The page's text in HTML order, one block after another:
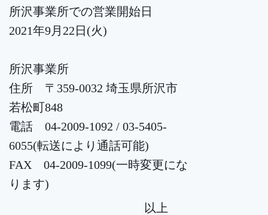
所沢事業所での営業開始日
2021年9月22日(火)
所沢事業所
住所 〒359-0032 埼玉県所沢市
若松町848
電話 04-2009-1092 / 03-5405-
6055(転送により通話可能)
FAX 04-2009-1099(一時変更にな
ります)
以上